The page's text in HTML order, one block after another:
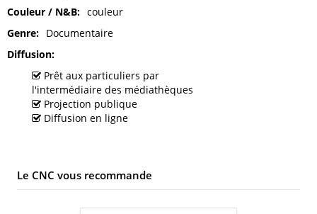
Couleur / N&B
couleur
Genre
Documentaire
Diffusion
Prêt aux particuliers par
l'intermédiaire des médiathèques
Projection publique
Diffusion en ligne
Le CNC vous recommande